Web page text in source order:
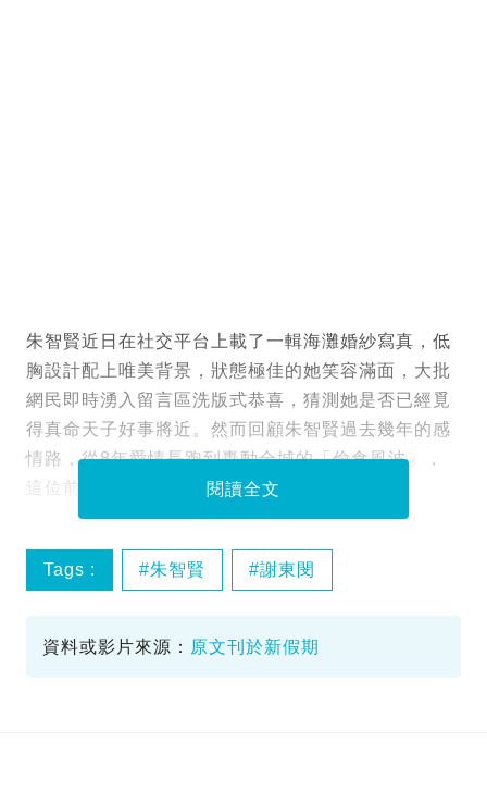
朱智賢近日在社交平台上載了一輯海灘婚紗寫真，低
胸設計配上唯美背景，狀態極佳的她笑容滿面，大批
網民即時湧入留言區洗版式恭喜，猜測她是否已經覓
得真命天子好事將近。然而回顧朱智賢過去幾年的感
情路，從8年愛情長跑到轟動全城的「偷食風波」，
這位前TVB女藝人的情史遠比婚紗照來得震撼。
閱讀全文
Tags : 朱智賢 謝東閔
資料或影片來源： 原文刊於新假期